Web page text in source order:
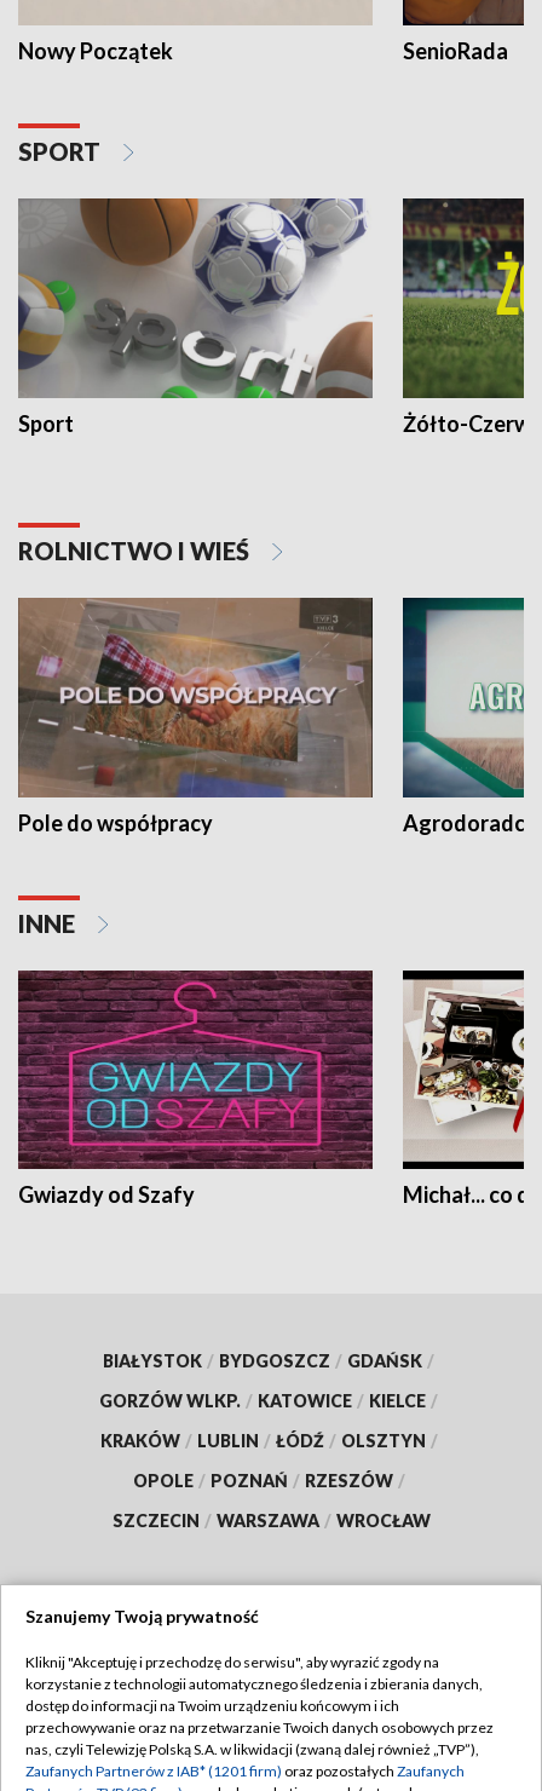
Nowy Początek SenioRada
SPORT
Sport Żółto-
ROLNICTWO I WIEŚ
Pole do współpracy Agrodoradcy
INNE
Gwiazdy od Szafy Michał... co
BIAŁYSTOK / BYDGOSZCZ / GDAŃSK /
GORZÓW WLKP. / KATOWICE / KIELCE /
KRAKÓW / LUBLIN / ŁÓDŹ / OLSZTYN /
OPOLE / POZNAŃ / RZESZÓW /
SZCZECIN / WARSZAWA / WROCŁAW
TVP
Abonament TVP
Emisja w TVP
Regulamin TVP
Polityka prywatności
Szanujemy Twoją prywatność
Kliknij "Akceptuję i przechodzę do serwisu", aby wyrazić zgody na
korzystanie z technologii automatycznego śledzenia i zbierania danych,
dostęp do informacji na Twoim urządzeniu końcowym i ich
przechowywanie oraz na przetwarzanie Twoich danych osobowych przez
nas, czyli Telewizję Polską S.A. w likwidacji (zwaną dalej również „TVP”),
Zaufanych Partnerów z IAB* (1201 firm) oraz pozostałych Zaufanych